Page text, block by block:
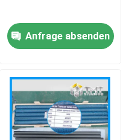
Anfrage absenden